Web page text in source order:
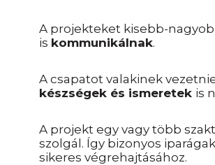
A projekteket kisebb-
is kommunikálnak.
A csapatot valakinek
készségek és ismeretek is
A projekt egy vagy több
szolgál. Így bizonyos
sikeres végrehajtásához.